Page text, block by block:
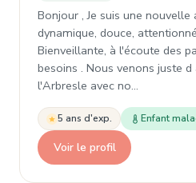
Bonjour , Je suis une
dynamique, douce,
Bienveillante, à l'écoute des
besoins . Nous venons juste
l'Arbresle avec no…
5 ans d'exp. Enfant
Voir le profil